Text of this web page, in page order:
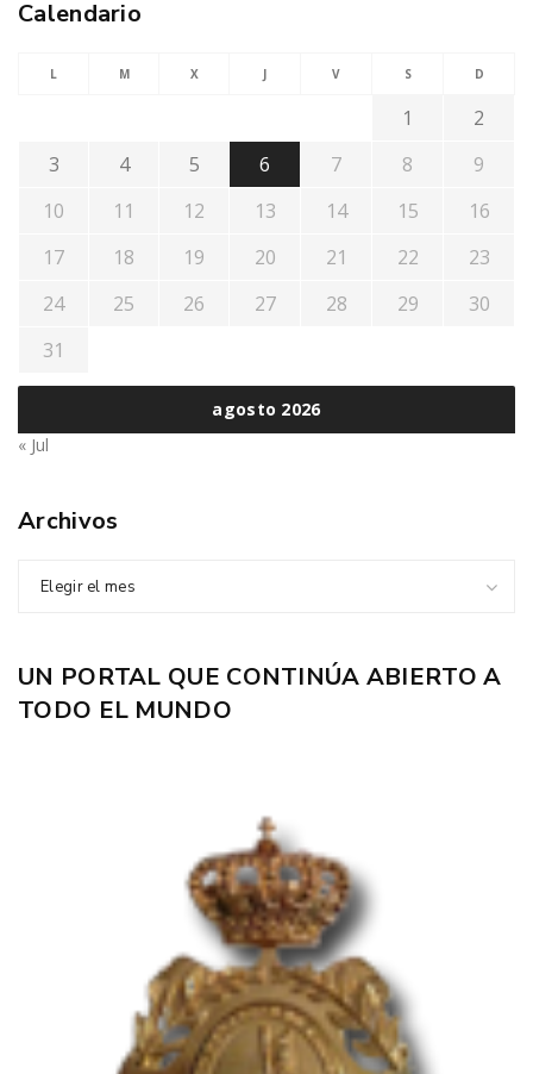
Calendario
agosto 2026
L M X J V S D
1
2
3
4 5 6 7 8
9
10
11 12 13 14 15
16
17
18 19 20 21 22
23
24
25 26 27 28 29
30
31
« Jul
Archivos
Elegir el mes
UN PORTAL QUE CONTINÚA ABIERTO A
TODO EL MUNDO